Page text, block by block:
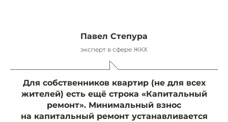
Павел Степура
эксперт в сфере ЖКХ
Для собственников квартир (не для всех
жителей) есть ещё строка «Капитальный
ремонт». Минимальный взнос
на капитальный ремонт устанавливается